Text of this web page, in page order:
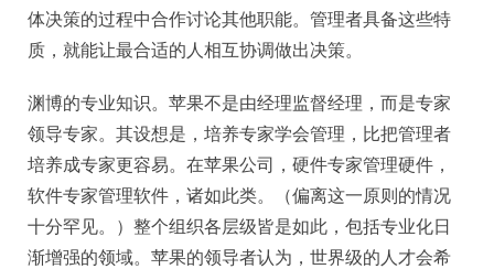
体决策的过程中合作讨论其他职能。管理者具备这些特
质，就能让最合适的人相互协调做出决策。
渊博的专业知识。苹果不是由经理监督经理，而是专家
领导专家。其设想是，培养专家学会管理，比把管理者
培养成专家更容易。在苹果公司，硬件专家管理硬件，
软件专家管理软件，诸如此类。（偏离这一原则的情况
十分罕见。）整个组织各层级皆是如此，包括专业化日
渐增强的领域。苹果的领导者认为，世界级的人才会希